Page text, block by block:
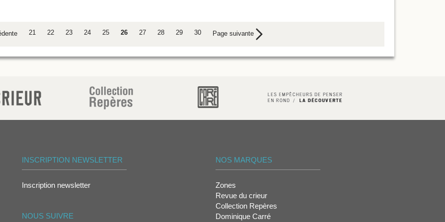
21 22 23 24 25 26 27 28 29 30 Page suivante
INSCRIPTION NEWSLETTER
Inscription newsletter
NOUS SUIVRE
NOS MARQUES
Zones
Revue du crieur
Collection Repères
Dominique Carré